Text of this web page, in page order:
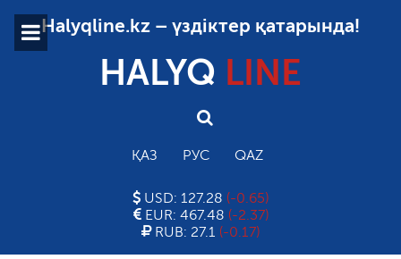
Halyqline.kz – үздіктер қатарында!
HALYQ LINE
ҚАЗ РУС QAZ
USD: 127.28 (-0.65)
EUR: 467.48 (-2.37)
RUB: 27.1 (-0.17)